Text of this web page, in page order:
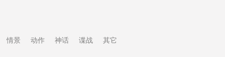
情景 动作 神话 谍战 其它